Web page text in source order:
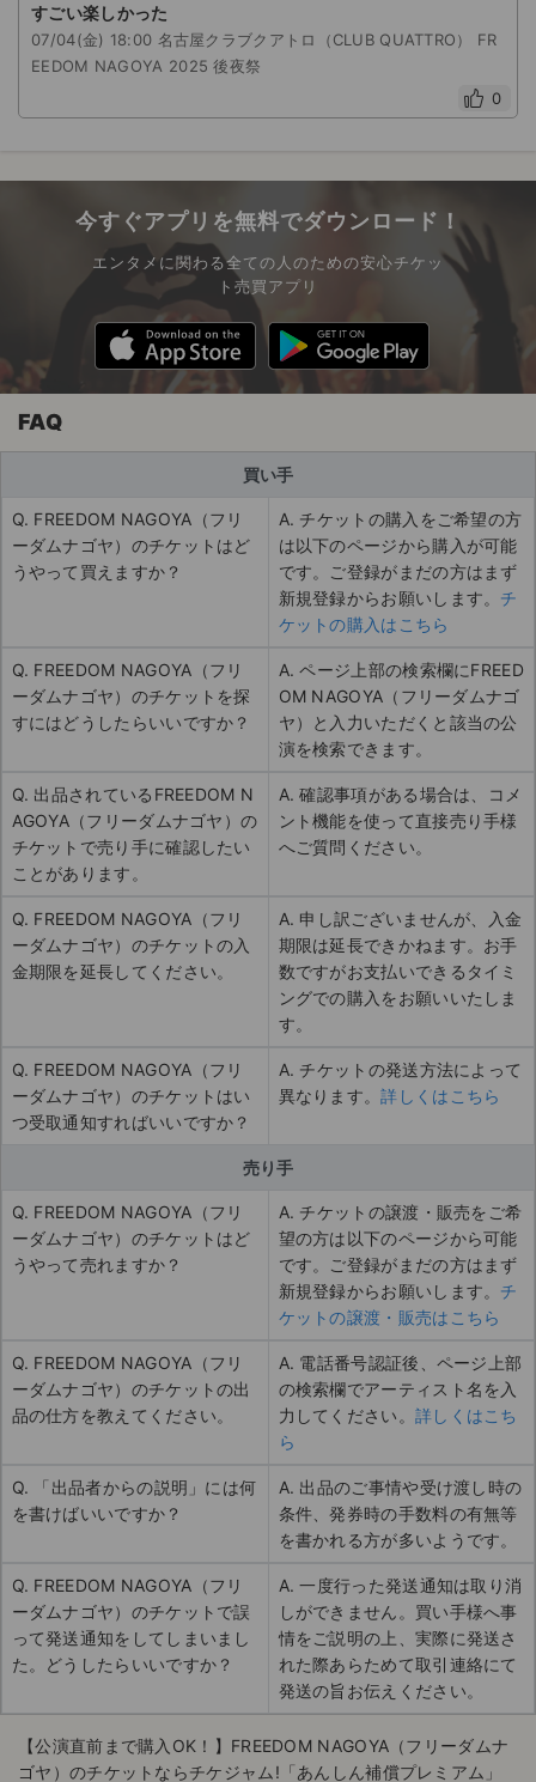
すごい楽しかった
07/04(金) 18:00 名古屋クラブクアトロ（CLUB QUATTRO） FR
EEDOM NAGOYA 2025 後夜祭
0
今すぐアプリを無料でダウンロード！
エンタメに関わる全ての人のための安心チケッ
ト売買アプリ
FAQ
買い手
Q. FREEDOM NAGOYA（フリ
ーダムナゴヤ）のチケットはど
うやって買えますか？
A. チケットの購入をご希望の方
は以下のページから購入が可能
です。ご登録がまだの方はまず
新規登録からお願いします。 チ
ケットの購入はこちら
Q. FREEDOM NAGOYA（フリ
ーダムナゴヤ）のチケットを探
すにはどうしたらいいですか？
A. ページ上部の検索欄にFREED
OM NAGOYA（フリーダムナゴ
ヤ）と入力いただくと該当の公
演を検索できます。
Q. 出品されているFREEDOM N
AGOYA（フリーダムナゴヤ）の
チケットで売り手に確認したい
ことがあります。
A. 確認事項がある場合は、コメ
ント機能を使って直接売り手様
へご質問ください。
Q. FREEDOM NAGOYA（フリ
ーダムナゴヤ）のチケットの入
金期限を延長してください。
A. 申し訳ございませんが、入金
期限は延長できかねます。お手
数ですがお支払いできるタイミ
ングでの購入をお願いいたしま
す。
Q. FREEDOM NAGOYA（フリ
ーダムナゴヤ）のチケットはい
つ受取通知すればいいですか？
A. チケットの発送方法によって
異なります。詳しくはこちら
売り手
Q. FREEDOM NAGOYA（フリ
ーダムナゴヤ）のチケットはど
うやって売れますか？
A. チケットの譲渡・販売をご希
望の方は以下のページから可能
です。ご登録がまだの方はまず
新規登録からお願いします。 チ
ケットの譲渡・販売はこちら
Q. FREEDOM NAGOYA（フリ
ーダムナゴヤ）のチケットの出
品の仕方を教えてください。
A. 電話番号認証後、ページ上部
の検索欄でアーティスト名を入
力してください。 詳しくはこち
ら
Q. 「出品者からの説明」には何
を書けばいいですか？
A. 出品のご事情や受け渡し時の
条件、発券時の手数料の有無等
を書かれる方が多いようです。
Q. FREEDOM NAGOYA（フリ
ーダムナゴヤ）のチケットで誤
って発送通知をしてしまいまし
た。どうしたらいいですか？
A. 一度行った発送通知は取り消
しができません。買い手様へ事
情をご説明の上、実際に発送さ
れた際あらためて取引連絡にて
発送の旨お伝えください。
【公演直前まで購入OK！】FREEDOM NAGOYA（フリーダムナ
ゴヤ）のチケットならチケジャム!「あんしん補償プレミアム」